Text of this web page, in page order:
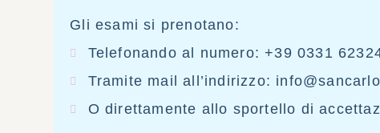
Gli esami si prenotano:
Telefonando al numero: +39 0331
Tramite mail all’indirizzo:
O direttamente allo sportello di